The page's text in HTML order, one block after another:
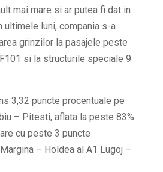
mai mare si ar putea fi dat in
ultimele luni, compania s-a
grinzilor la pasajele peste
si la structurile speciale 9
3,32 puncte procentuale pe
– Pitesti, aflata la peste 83%
cu peste 3 puncte
– Holdea al A1 Lugoj –